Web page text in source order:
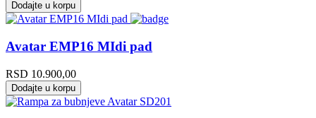
Dodajte u korpu
Avatar EMP16 MIdi pad
RSD 10.900,00
Dodajte u korpu